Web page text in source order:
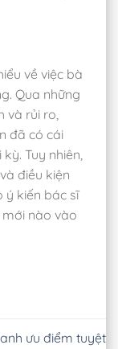
về việc bà
Qua những
và rủi ro,
đã có cái
Tuy nhiên,
điều kiện
ý kiến bác sĩ
nào vào
ưu điểm tuyệt